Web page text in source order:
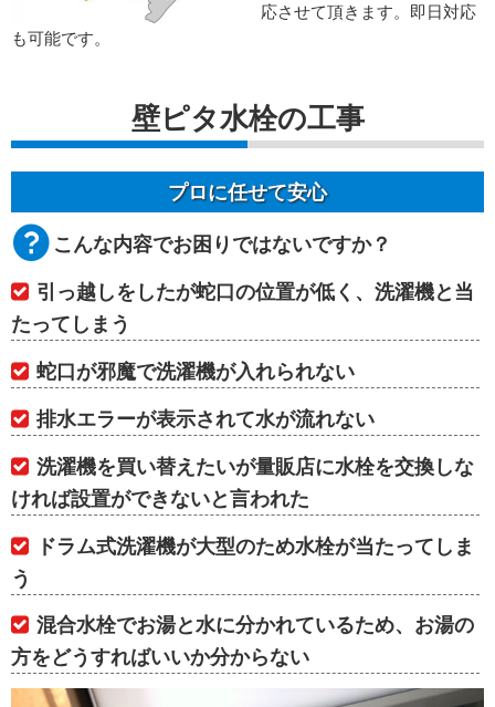
応させて頂きます。即日対応
も可能です。
壁ピタ水栓の工事
プロに任せて安心
こんな内容でお困りではないですか？
引っ越しをしたが蛇口の位置が低く、洗濯機と当
たってしまう
蛇口が邪魔で洗濯機が入れられない
排水エラーが表示されて水が流れない
洗濯機を買い替えたいが量販店に水栓を交換しな
ければ設置ができないと言われた
ドラム式洗濯機が大型のため水栓が当たってしま
う
混合水栓でお湯と水に分かれているため、お湯の
方をどうすればいいか分からない